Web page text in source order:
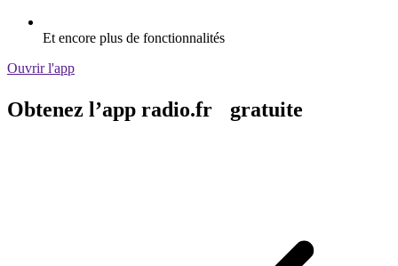
Et encore plus de fonctionnalités
Ouvrir l'app
Obtenez l’app radio.fr gratuite